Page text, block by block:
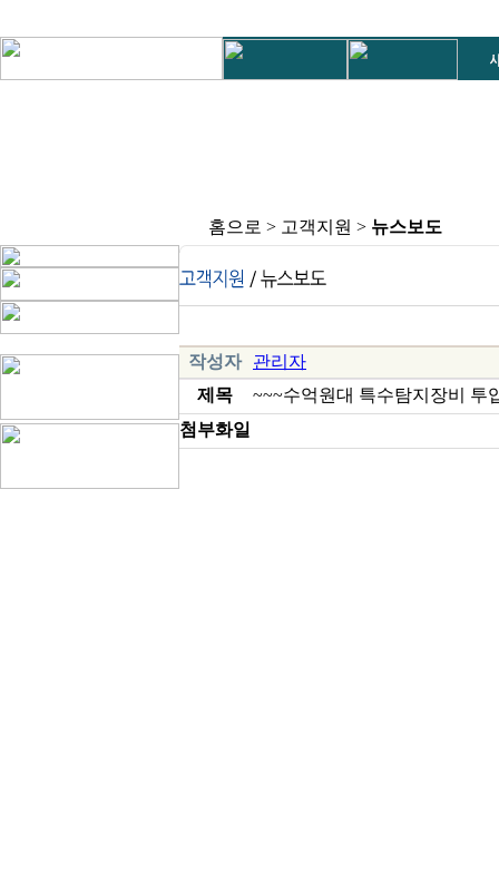
홈으로 > 고객지원 > 뉴스보도
작성자
관리자
제목
~~~수억원대 특수탐지장비 투
첨부화일